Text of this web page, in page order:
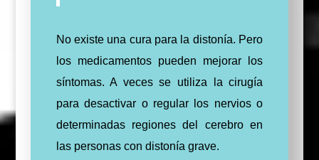
No existe una cura para la distonía. Pero
los medicamentos pueden mejorar los
síntomas. A veces se utiliza la cirugía
para desactivar o regular los nervios o
determinadas regiones del cerebro en
las personas con distonía grave.